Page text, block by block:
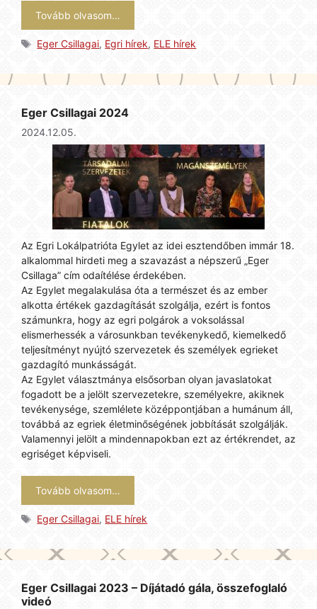
Tovább olvasom…
Címkék
Eger Csillagai, Egri hírek, ELE hírek
Eger Csillagai 2024
2024.12.05.
Az Egri Lokálpatrióta Egylet az idei esztendőben immár 18.
alkalommal hirdeti meg a szavazást a népszerű „Eger
Csillaga” cím odaítélése érdekében.
Az Egylet megalakulása óta a természet és az ember
alkotta értékek gazdagítását szolgálja, ezért is fontos
számunkra, hogy az egri polgárok a voksolással
elismerhessék a városunkban tevékenykedő, kiemelkedő
teljesítményt nyújtó szervezetek és személyek egrieket
gazdagító munkásságát.
Az Egylet választmánya elsősorban olyan javaslatokat
fogadott be a jelölt szervezetekre, személyekre, akiknek
tevékenysége, szemlélete középpontjában a humánum áll,
továbbá az egriek életminőségének jobbítását szolgálják.
Valamennyi jelölt a mindennapokban ezt az értékrendet, az
egriséget képviseli.
Tovább olvasom…
Címkék
Eger Csillagai, ELE hírek
Eger Csillagai 2023 – Díjátadó gála, összefoglaló
videó